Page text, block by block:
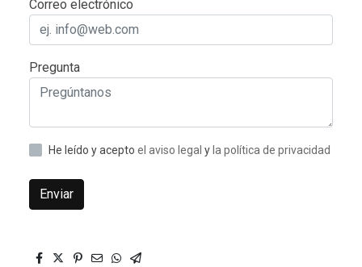
Correo electrónico
Pregunta
He leído y acepto el aviso legal y la política de privacidad
Enviar